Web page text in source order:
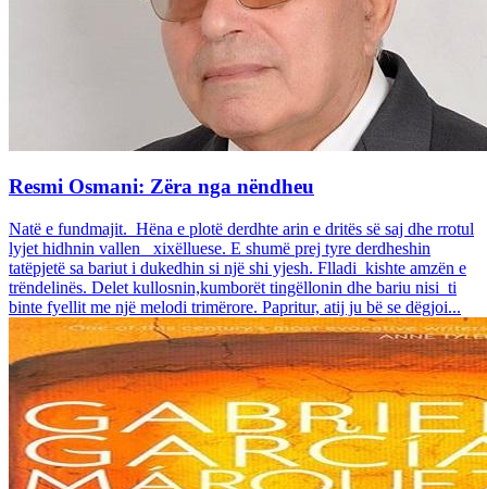
Resmi Osmani: Zëra nga nëndheu
Natë e fundmajit. Hëna e plotë derdhte arin e dritës së saj dhe rrotul
lyjet hidhnin vallen xixëlluese. E shumë prej tyre derdheshin
tatëpjetë sa bariut i dukedhin si një shi yjesh. Flladi kishte amzën e
trëndelinës. Delet kullosnin,kumborët tingëllonin dhe bariu nisi ti
binte fyellit me një melodi trimërore. Papritur, atij ju bë se dëgjoi...